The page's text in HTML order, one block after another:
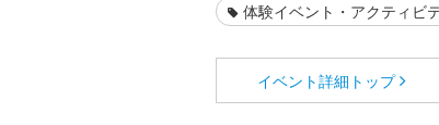
体験イベント・アクティビ
イベント詳細 トップ